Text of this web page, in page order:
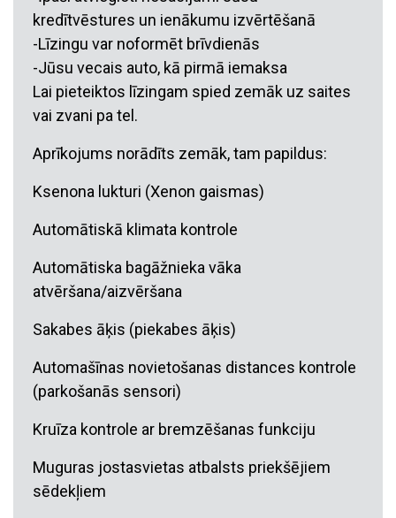
kredītvēstures un ienākumu izvērtēšanā
-Līzingu var noformēt brīvdienās
-Jūsu vecais auto, kā pirmā iemaksa
Lai pieteiktos līzingam spied zemāk uz saites
vai zvani pa tel.
Aprīkojums norādīts zemāk, tam papildus:
Ksenona lukturi (Xenon gaismas)
Automātiskā klimata kontrole
Automātiska bagāžnieka vāka
atvēršana/aizvēršana
Sakabes āķis (piekabes āķis)
Automašīnas novietošanas distances kontrole
(parkošanās sensori)
Kruīza kontrole ar bremzēšanas funkciju
Muguras jostasvietas atbalsts priekšējiem
sēdekļiem